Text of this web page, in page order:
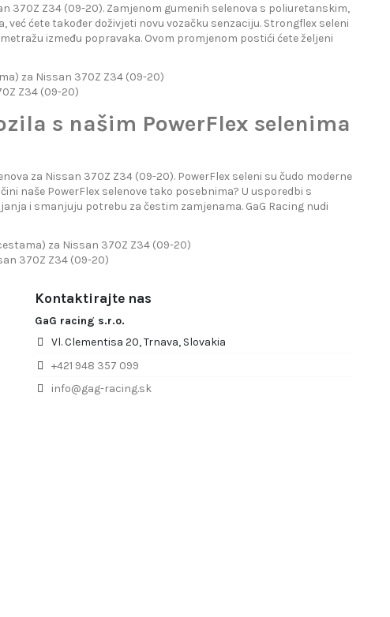
370Z Z34 (09-20). Zamjenom gumenih selenova s poliuretanskim,
ćete također doživjeti novu vozačku senzaciju. Strongflex seleni
između popravaka. Ovom promjenom postići ćete željeni
za Nissan 370Z Z34 (09-20)
Z34 (09-20)
s našim PowerFlex selenima
za Nissan 370Z Z34 (09-20). PowerFlex seleni su čudo moderne
naše PowerFlex selenove tako posebnima? U usporedbi s
i smanjuju potrebu za čestim zamjenama. GaG Racing nudi
za Nissan 370Z Z34 (09-20)
370Z Z34 (09-20)
Kontaktirajte nas
GaG racing s.r.o.
Vl. Clementisa 20, Trnava, Slovakia
+421 948 357 099
info@gag-racing.sk